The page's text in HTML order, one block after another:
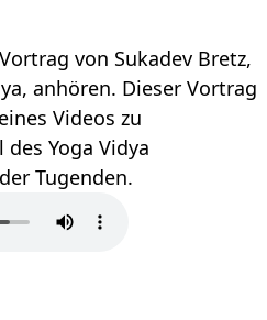
von Sukadev Bretz,
anhören. Dieser Vortrag
Videos zu
Yoga Vidya
Tugenden.